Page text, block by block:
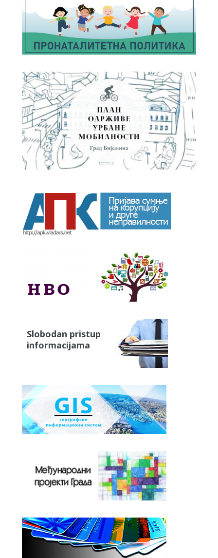
Slobodan pristup
informacijama